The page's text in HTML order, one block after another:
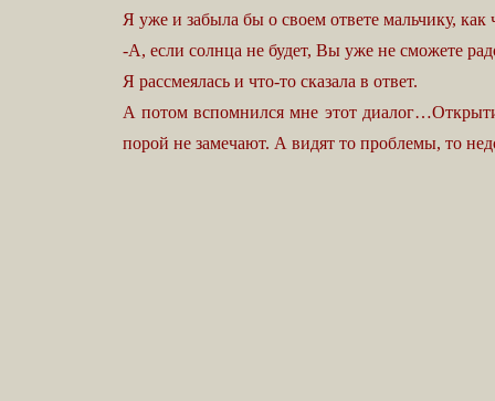
Я уже и забыла бы о своем ответе мальчику,
-А, если солнца не будет, Вы уже не сможете
Я рассмеялась и что-то сказала в ответ.
А потом вспомнился мне этот
порой не замечают. А видят то проблемы, то